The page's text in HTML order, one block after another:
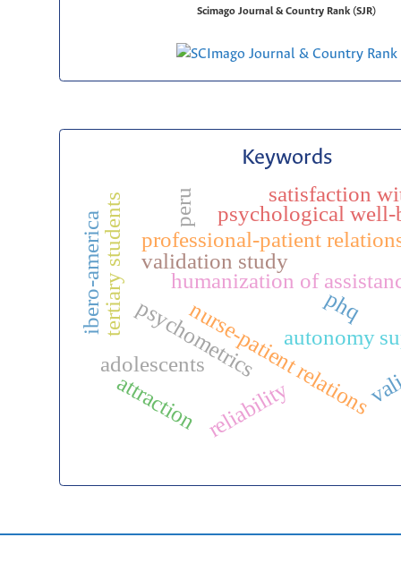
Scimago Journal & Country Rank (SJR)
Keywords
psychometrics
humanization of
validation study
nurse-patient relations
professional-patient
autonomy
phq
reliability
adolescents
psychological well-
tertiary students
ibero-america
peru
attraction
satisfaction